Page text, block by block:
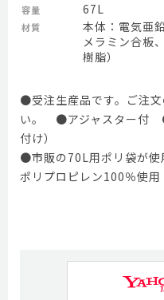
容量 67L
材質
本体：電気亜
メラミン合板
樹脂）
●受注生産品です。ご注
い。 ●アジャスター付 ●
付け）
●市販の70L用ポリ袋が
ポリプロピレン100％使用